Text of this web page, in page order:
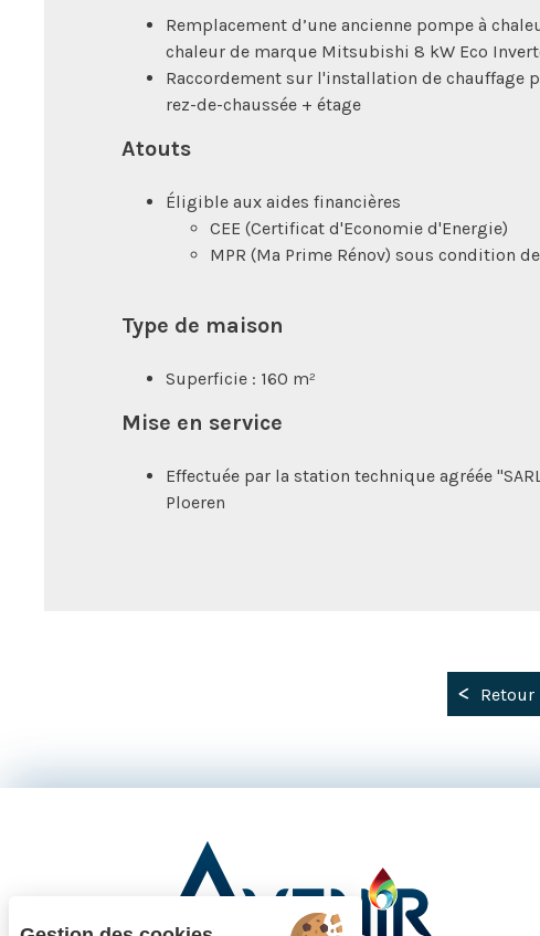
Remplacement d’une ancienne pompe à
chaleur de marque Mitsubishi 8 kW Eco
Raccordement sur l'installation de chauffage
rez-de-chaussée + étage
Atouts
Éligible aux aides financières
CEE (Certificat d'Economie d'Energie)
MPR (Ma Prime Rénov) sous condition
Type de maison
​​​​​​Superficie : 160 m²
Mise en service
Effectuée par la station technique agréée
Ploeren
Retour